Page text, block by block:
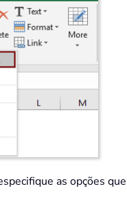
as opções